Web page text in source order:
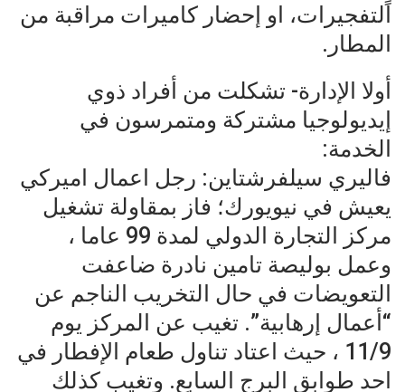
التفجيرات، او إحضار كاميرات مراقبة من
المطار.
أولا الإدارة- تشكلت من أفراد ذوي
إيديولوجيا مشتركة ومتمرسون في
الخدمة:
فاليري سيلفرشتاين: رجل اعمال اميركي
يعيش في نيويورك؛ فاز بمقاولة تشغيل
مركز التجارة الدولي لمدة 99 عاما ،
وعمل بوليصة تامين نادرة ضاعفت
التعويضات في حال التخريب الناجم عن
“أعمال إرهابية”. تغيب عن المركز يوم
11/9 ، حيث اعتاد تناول طعام الإفطار في
احد طوابق البرج السابع. وتغيب كذلك